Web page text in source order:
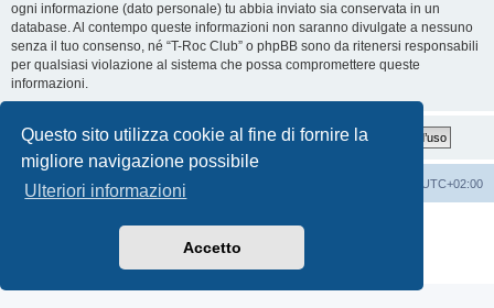
Questo sito utilizza cookie al fine di fornire la
migliore navigazione possibile
Ulteriori informazioni
Accetto
ogni informazione (dato personale) tu abbia inviato sia conservata in un
database. Al contempo queste informazioni non saranno divulgate a nessuno
senza il tuo consenso, né “T-Roc Club” o phpBB sono da ritenersi responsabili
per qualsiasi violazione al sistema che possa compromettere queste
informazioni.
T-Roc Club T-Roc Club UTC+02:00
Traduzione Italiana